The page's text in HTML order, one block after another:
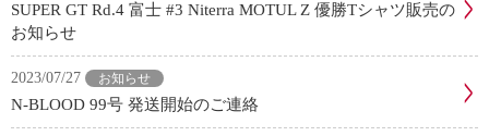
SUPER GT Rd.4 富士 #3 Niterra MOTUL Z 優勝Tシャツ販売の
お知らせ
2023/07/27 お知らせ
N-BLOOD 99号 発送開始のご連絡